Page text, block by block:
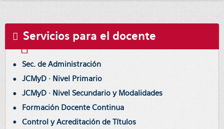
Servicios para el docente
Sec. de Administración
JCMyD · Nivel Primario
JCMyD · Nivel Secundario y Modalidades
Formación Docente Continua
Control y Acreditación de Títulos